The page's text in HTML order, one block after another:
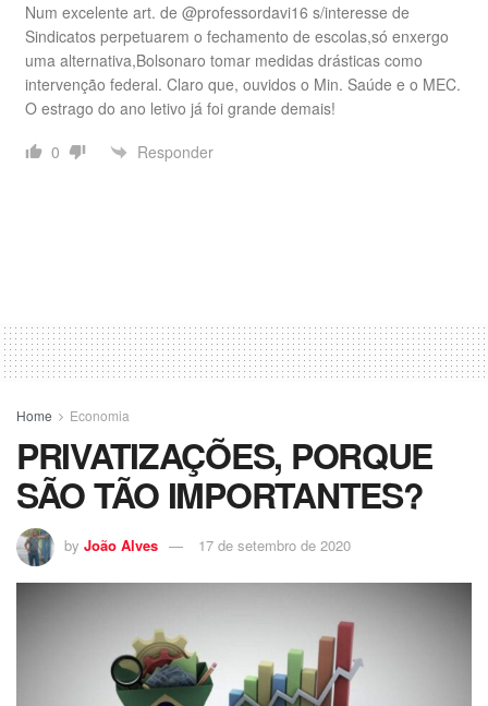
Num excelente art. de @professordavi16 s/interesse de
Sindicatos perpetuarem o fechamento de escolas,só enxergo
uma alternativa,Bolsonaro tomar medidas drásticas como
intervenção federal. Claro que, ouvidos o Min. Saúde e o MEC.
O estrago do ano letivo já foi grande demais!
0
Responder
Home Economia
PRIVATIZAÇÕES, PORQUE
SÃO TÃO IMPORTANTES?
by João Alves 17 de setembro de 2020